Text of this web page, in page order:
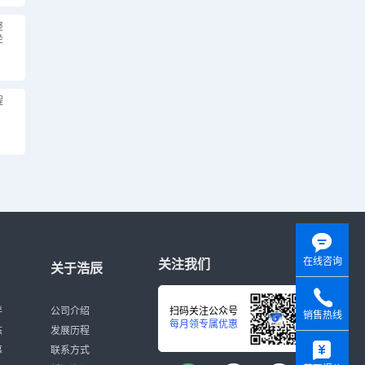
关于浩辰
公司介绍
发展历程
联系方式
关注我们
扫码关注公众号
每月领专属优惠
在线咨询
销售热线